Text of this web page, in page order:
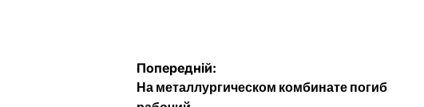
Навігація
Попередній:
На металлургическом комбинате погиб